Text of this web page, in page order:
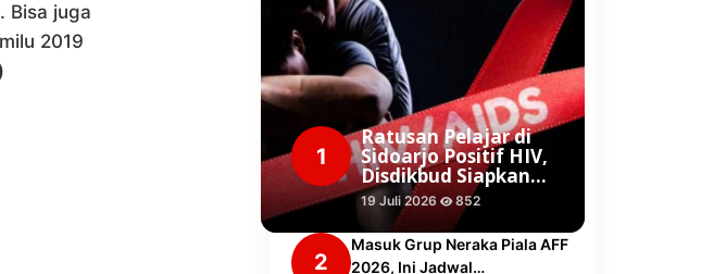
Bisa juga
2019
1
Ratusan Pelajar di
Sidoarjo Positif HIV,
Disdikbud Siapkan…
19 Juli 2026 852
2
Masuk Grup Neraka Piala AFF
2026, Ini Jadwal…